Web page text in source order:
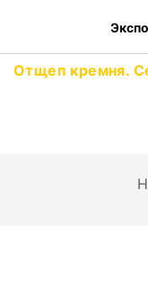
Отщеп кремня.